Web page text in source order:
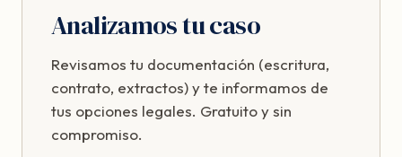
Analizamos tu caso
Revisamos tu documentación (escritura,
contrato, extractos) y te informamos de
tus opciones legales. Gratuito y sin
compromiso.